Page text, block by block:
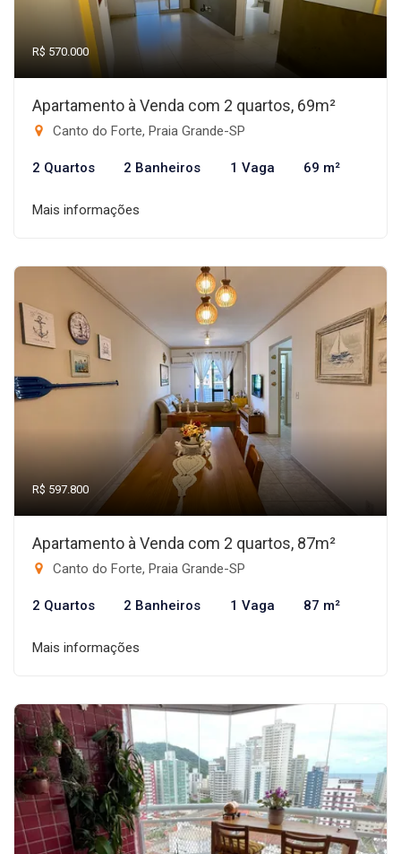
R$ 570.000
Apartamento à Venda com 2 quartos, 69m²
Canto do Forte, Praia Grande-SP
2 Quartos 2 Banheiros 1 Vaga 69 m²
Mais informações
R$ 597.800
Apartamento à Venda com 2 quartos, 87m²
Canto do Forte, Praia Grande-SP
2 Quartos 2 Banheiros 1 Vaga 87 m²
Mais informações